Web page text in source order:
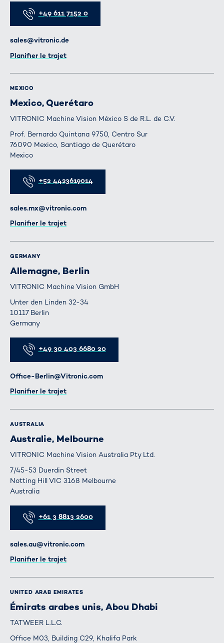
Téléphone
+49 611 7152 0
E-mail
sales@vitronic.de
Itinéraire
Planifier le trajet
MEXICO
Mexico, Querétaro
VITRONIC Machine Vision México S de R.L. de C.V.
Prof. Bernardo Quintana 9750, Centro Sur
76090 Mexico, Santiago de Querétaro
Mexico
Téléphone
+52 4423619014
E-mail
sales.mx@vitronic.com
Itinéraire
Planifier le trajet
GERMANY
Allemagne, Berlin
VITRONIC Machine Vision GmbH
Unter den Linden 32-34
10117 Berlin
Germany
Téléphone
+49 30 403 6680 20
E-mail
Office-Berlin@Vitronic.com
Itinéraire
Planifier le trajet
AUSTRALIA
Australie, Melbourne
VITRONIC Machine Vision Australia Pty Ltd.
7/45-53 Duerdin Street
Notting Hill VIC 3168 Melbourne
Australia
Téléphone
+61 3 8813 2600
E-mail
sales.au@vitronic.com
Itinéraire
Planifier le trajet
UNITED ARAB EMIRATES
Émirats arabes unis, Abou Dhabi
TATWEER L.L.C.
Office M03, Building C29, Khalifa Park